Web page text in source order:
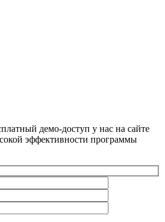
демо-доступ у нас на сайте
эффективности программы